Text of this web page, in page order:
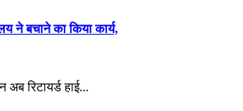
ने बचाने का किया कार्य,
अब रिटायर्ड हाई...